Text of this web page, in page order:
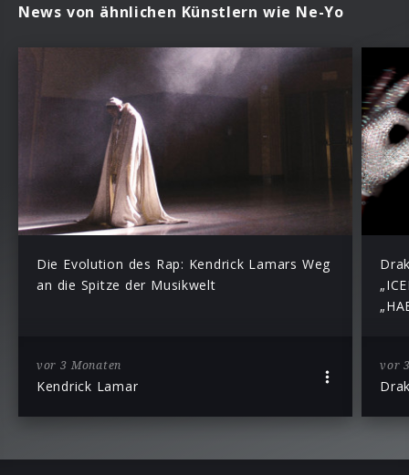
News von ähnlichen Künstlern wie Ne-Yo
Die Evolution des Rap: Kendrick Lamars Weg
an die Spitze der Musikwelt
vor 3 Monaten
Kendrick Lamar
vor